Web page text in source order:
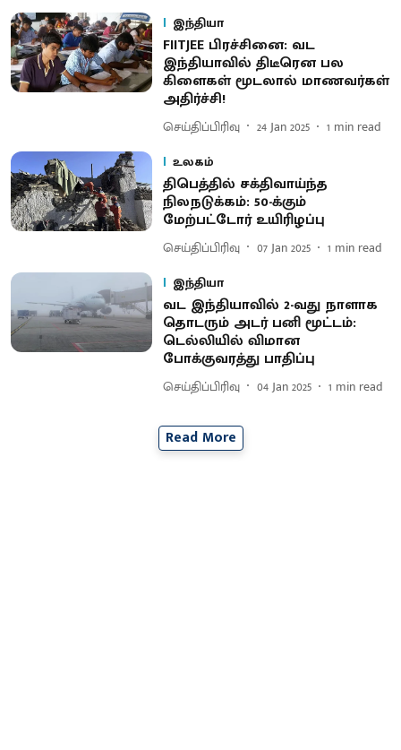
இந்தியா
FIITJEE பிரச்சினை: வட
இந்தியாவில் திடீரென பல
கிளைகள் மூடலால் மாணவர்கள்
அதிர்ச்சி!
செய்திப்பிரிவு 24 Jan 2025 1 min read
உலகம்
திபெத்தில் சக்திவாய்ந்த
நிலநடுக்கம்: 50-க்கும்
மேற்பட்டோர் உயிரிழப்பு
செய்திப்பிரிவு 07 Jan 2025 1 min read
இந்தியா
வட இந்தியாவில் 2-வது நாளாக
தொடரும் அடர் பனி மூட்டம்:
டெல்லியில் விமான
போக்குவரத்து பாதிப்பு
செய்திப்பிரிவு 04 Jan 2025 1 min read
Read More